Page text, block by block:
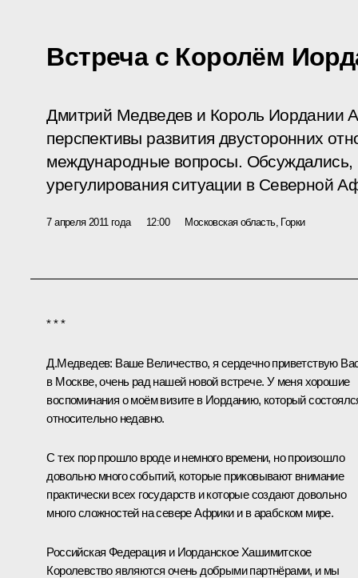
Встреча с Королём
Дмитрий Медведев и Король Иордании
перспективы развития двусторонних
международные вопросы. Обсуждались,
урегулирования ситуации в Северной
7 апреля 2011 года 12:00 Московская область, Горки
* * *
Д.Медведев: Ваше Величество, я сердечно приветствую
в Москве, очень рад нашей новой встрече. У меня хорошие
воспоминания о моёмвизитев Иорданию, который
относительно недавно.
С тех пор прошло вроде и немного времени, но произошло
довольно много событий, которые приковывают внимание
практически всех государств и которые создают довольно
много сложностей на севере Африки и в арабском мире.
Российская Федерация и Иорданское Хашимитское
Королевство являются очень добрыми партнёрами, и мы